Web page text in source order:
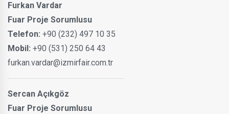
Furkan Vardar
Fuar Proje Sorumlusu
Telefon: +90 (232) 497 10 35
Mobil: +90 (531) 250 64 43
furkan.vardar@izmirfair.com.tr
Sercan Açıkgöz
Fuar Proje Sorumlusu